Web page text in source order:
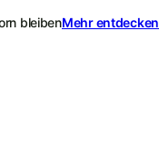
bleibenMehr entdecken